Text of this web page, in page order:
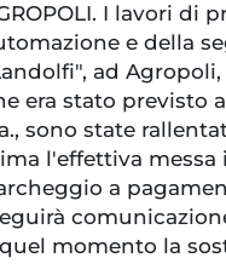
I lavori di
e della
ad
era stato previsto
sono state
l'effettiva messa
a
momento la